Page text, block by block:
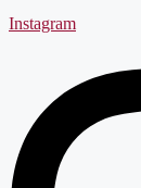
Instagram